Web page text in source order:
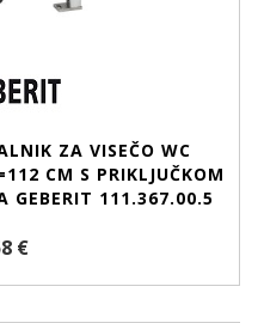
ZA VISEČO WC
CM S PRIKLJUČKOM
GEBERIT 111.367.00.5
€